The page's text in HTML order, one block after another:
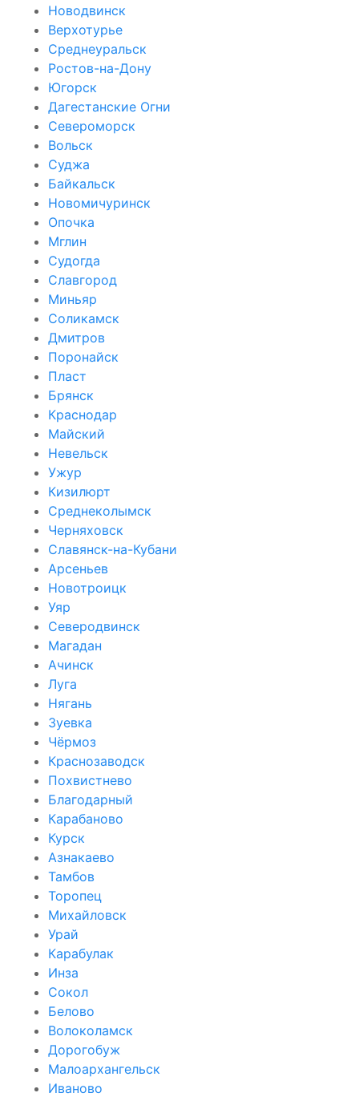
Новодвинск
Верхотурье
Среднеуральск
Ростов-на-Дону
Югорск
Дагестанские Огни
Североморск
Вольск
Суджа
Байкальск
Новомичуринск
Опочка
Мглин
Судогда
Славгород
Миньяр
Соликамск
Дмитров
Поронайск
Пласт
Брянск
Краснодар
Майский
Невельск
Ужур
Кизилюрт
Среднеколымск
Черняховск
Славянск-на-Кубани
Арсеньев
Новотроицк
Уяр
Северодвинск
Магадан
Ачинск
Луга
Нягань
Зуевка
Чёрмоз
Краснозаводск
Похвистнево
Благодарный
Карабаново
Курск
Азнакаево
Тамбов
Торопец
Михайловск
Урай
Карабулак
Инза
Сокол
Белово
Волоколамск
Дорогобуж
Малоархангельск
Иваново